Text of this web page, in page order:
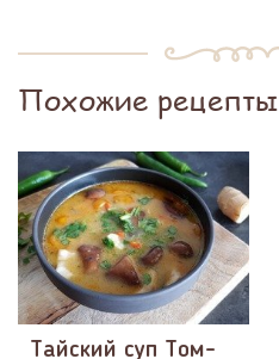
Похожие рецепты
Тайский суп Том-